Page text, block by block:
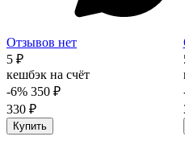
Отзывов нет
5 ₽
кешбэк на счёт
-6% 350 ₽
330 ₽
Купить